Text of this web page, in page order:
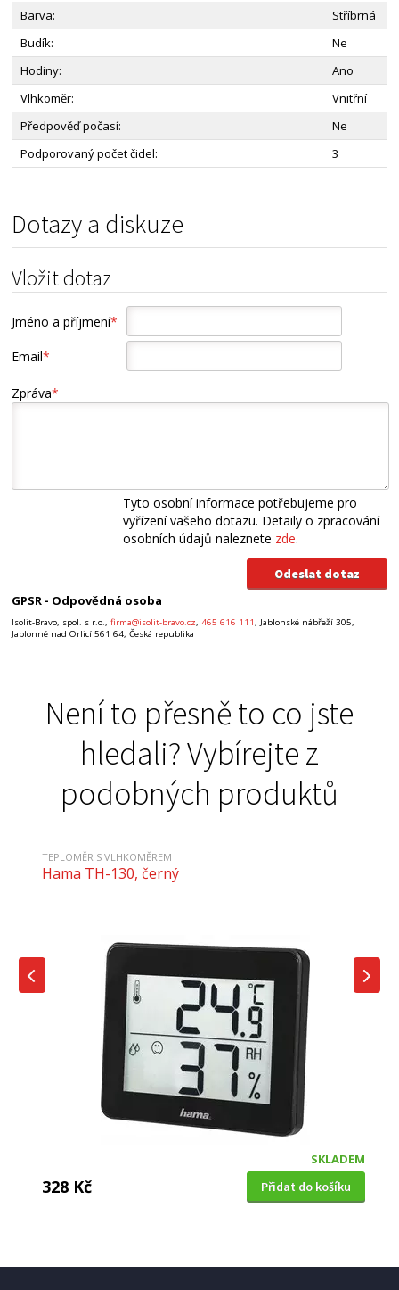
Barva:
Stříbrná
Budík:
Ne
Hodiny:
Ano
Vlhkoměr:
Vnitřní
Předpověď počasí:
Ne
Podporovaný počet čidel:
3
Dotazy a diskuze
Vložit dotaz
Jméno a příjmení*
Email*
Zpráva*
Tyto osobní informace potřebujeme pro
vyřízení vašeho dotazu. Detaily o zpracování
osobních údajů naleznete zde.
GPSR - Odpovědná osoba
Isolit-Bravo, spol. s r.o.,firma@isolit-bravo.cz,465 616 111, Jablonské nábřeží 305,
Jablonné nad Orlicí 561 64, Česká republika
Není to přesně to co jste
hledali? Vybírejte z
podobných produktů
TEPLOMĚR S VLHKOMĚREM
Hama TH-130, černý
SKLADEM
328 Kč Přidat do košíku
Bravo B 5053 černý